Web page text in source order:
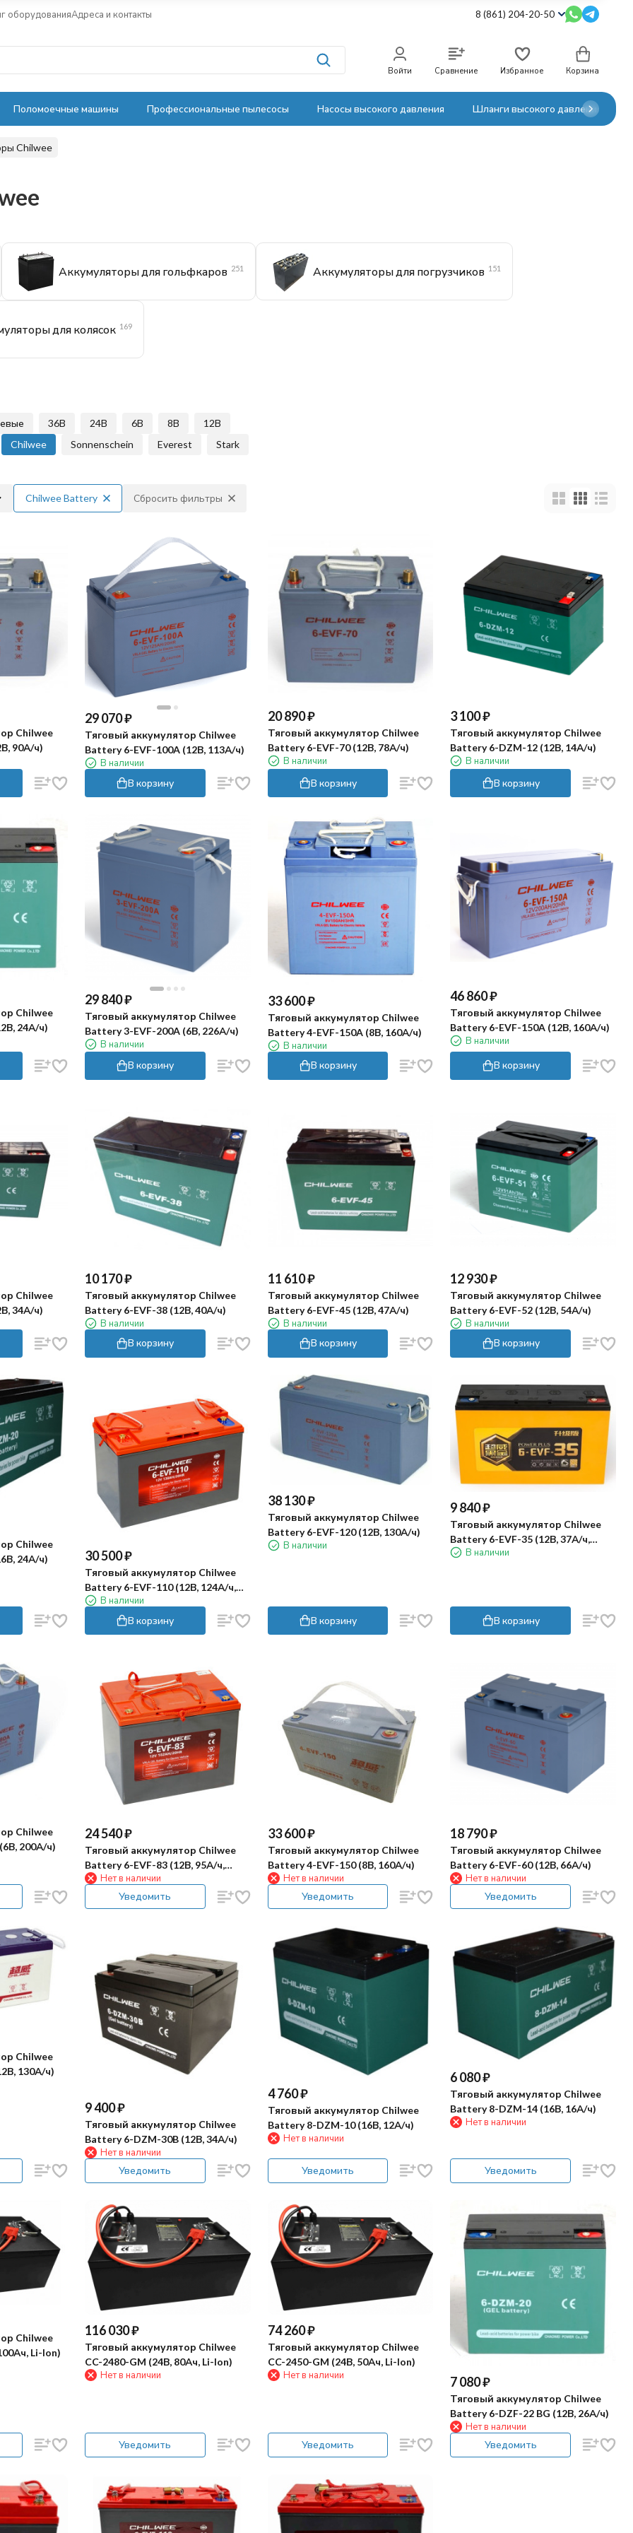
оборудованияАдреса и контакты 8 (861) 204-20-50
Войти Сравнение Избранное Корзина
Поломоечные машины Профессиональные пылесосы Насосы высокого давления Шланги высокого давления
Chilwee
Аккумуляторы для гольфкаров 251 Аккумуляторы для погрузчиков 151
для колясок 169
36В 24В 6В 8В
12В
Chilwee Sonnenschein Everest Stark
Chilwee Battery Сбросить фильтры
Chilwee
90А/ч)
29 070₽
Тяговый аккумулятор Chilwee
Battery 6-EVF-100A (12В, 113А/ч)
В наличии
В корзину
20 890₽
Тяговый аккумулятор Chilwee
Battery 6-EVF-70 (12В, 78А/ч)
В наличии
В корзину
3 100₽
Тяговый аккумулятор Chilwee
Battery 6-DZM-12 (12В, 14А/ч)
В наличии
В корзину
Chilwee
24А/ч)
29 840₽
Тяговый аккумулятор Chilwee
Battery 3-EVF-200A (6В, 226А/ч)
В наличии
В корзину
33 600₽
Тяговый аккумулятор Chilwee
Battery 4-EVF-150A (8В, 160А/ч)
В наличии
В корзину
46 860₽
Тяговый аккумулятор Chilwee
Battery 6-EVF-150A (12В, 160А/ч)
В наличии
В корзину
Chilwee
34А/ч)
10 170₽
Тяговый аккумулятор Chilwee
Battery 6-EVF-38 (12В, 40А/ч)
В наличии
В корзину
11 610₽
Тяговый аккумулятор Chilwee
Battery 6-EVF-45 (12В, 47А/ч)
В наличии
В корзину
12 930₽
Тяговый аккумулятор Chilwee
Battery 6-EVF-52 (12В, 54А/ч)
В наличии
В корзину
Chilwee
24А/ч)
30 500₽
Тяговый аккумулятор Chilwee
Battery 6-EVF-110 (12В, 124А/ч,
серия BG)
В наличии
В корзину
38 130₽
Тяговый аккумулятор Chilwee
Battery 6-EVF-120 (12В, 130А/ч)
В наличии
В корзину
9 840₽
Тяговый аккумулятор Chilwee
Battery 6-EVF-35 (12В, 37А/ч,
серия BG)
В наличии
В корзину
Chilwee
200А/ч)
24 540₽
Тяговый аккумулятор Chilwee
Battery 6-EVF-83 (12В, 95А/ч,
серия BG)
Нет в наличии
Уведомить
33 600₽
Тяговый аккумулятор Chilwee
Battery 4-EVF-150 (8В, 160А/ч)
Нет в наличии
Уведомить
18 790₽
Тяговый аккумулятор Chilwee
Battery 6-EVF-60 (12В, 66А/ч)
Нет в наличии
Уведомить
Chilwee
130А/ч)
9 400₽
Тяговый аккумулятор Chilwee
Battery 6-DZM-30B (12В, 34А/ч)
Нет в наличии
Уведомить
4 760₽
Тяговый аккумулятор Chilwee
Battery 8-DZM-10 (16В, 12А/ч)
Нет в наличии
Уведомить
6 080₽
Тяговый аккумулятор Chilwee
Battery 8-DZM-14 (16В, 16А/ч)
Нет в наличии
Уведомить
Chilwee
Li-Ion)
116 030₽
Тяговый аккумулятор Chilwee
CC-2480-GM (24В, 80Ач, Li-Ion)
Нет в наличии
Уведомить
74 260₽
Тяговый аккумулятор Chilwee
CC-2450-GM (24В, 50Ач, Li-Ion)
Нет в наличии
Уведомить
7 080₽
Тяговый аккумулятор Chilwee
Battery 6-DZF-22 BG (12В, 26А/ч)
Нет в наличии
Уведомить